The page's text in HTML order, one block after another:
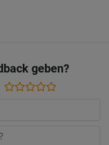
geben?